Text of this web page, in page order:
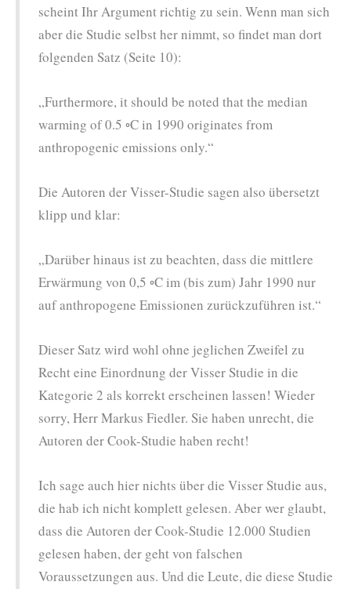
scheint Ihr Argument richtig zu sein. Wenn man sich
aber die Studie selbst her nimmt, so findet man dort
folgenden Satz (Seite 10):
„Furthermore, it should be noted that the median
warming of 0.5 ◦C in 1990 originates from
anthropogenic emissions only.“
Die Autoren der Visser-Studie sagen also übersetzt
klipp und klar:
„Darüber hinaus ist zu beachten, dass die mittlere
Erwärmung von 0,5 ◦C im (bis zum) Jahr 1990 nur
auf anthropogene Emissionen zurückzuführen ist.“
Dieser Satz wird wohl ohne jeglichen Zweifel zu
Recht eine Einordnung der Visser Studie in die
Kategorie 2 als korrekt erscheinen lassen! Wieder
sorry, Herr Markus Fiedler. Sie haben unrecht, die
Autoren der Cook-Studie haben recht!
Ich sage auch hier nichts über die Visser Studie aus,
die hab ich nicht komplett gelesen. Aber wer glaubt,
dass die Autoren der Cook-Studie 12.000 Studien
gelesen haben, der geht von falschen
Voraussetzungen aus. Und die Leute, die diese Studie